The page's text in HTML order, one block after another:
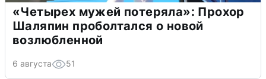
«Четырех мужей потеряла»: Прохор
Шаляпин проболтался о новой
возлюбленной
6 августа 51